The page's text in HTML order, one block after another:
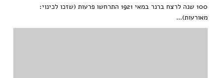
100 שנה לרצח ברנר במאי 1921 התרחשו פרעות (שזכו לכינוי:
מאורעות)...